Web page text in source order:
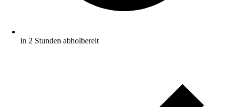
in 2 Stunden abholbereit